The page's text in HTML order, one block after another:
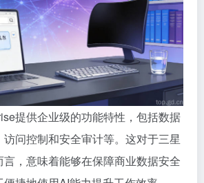
提供企业级的功能特性，包括数据
问控制和安全审计等。这对于三星
，意味着能够在保障商业数据安全